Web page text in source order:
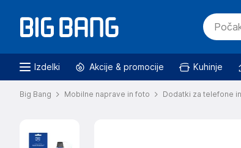
Izdelki Akcije & promocije Kuhinje
Big Bang Mobilne naprave in foto Dodatki za telefone